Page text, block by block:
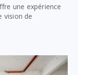
une expérience
vision de